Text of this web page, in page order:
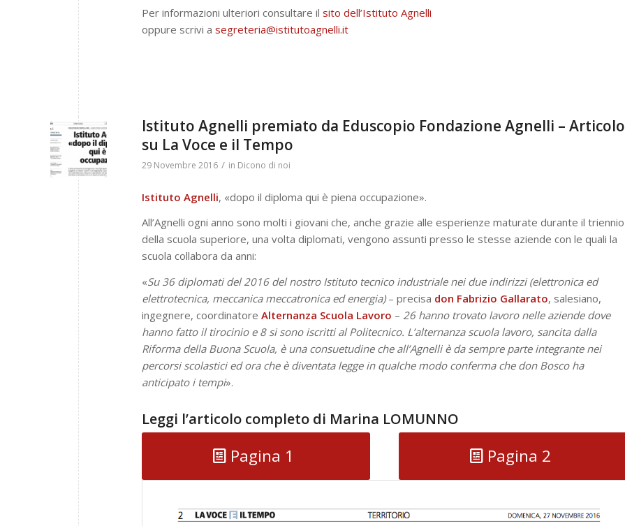
Per informazioni ulteriori consultare il sito dell’Istituto Agnelli
oppure scrivi a segreteria@istitutoagnelli.it
Istituto Agnelli premiato da Eduscopio Fondazione Agnelli – Articolo
su La Voce e il Tempo
29 Novembre 2016 / in Dicono di noi
Istituto Agnelli, «dopo il diploma qui è piena occupazione».
All’Agnelli ogni anno sono molti i giovani che, anche grazie alle esperienze maturate durante il triennio
della scuola superiore, una volta diplomati, vengono assunti presso le stesse aziende con le quali la
scuola collabora da anni:
«Su 36 diplomati del 2016 del nostro Istituto tecnico industriale nei due indirizzi (elettronica ed
elettrotecnica, meccanica meccatronica ed energia)– precisa don Fabrizio Gallarato, salesiano,
ingegnere, coordinatore Alternanza Scuola Lavoro – 26 hanno trovato lavoro nelle aziende dove
hanno fatto il tirocinio e 8 si sono iscritti al Politecnico. L’alternanza scuola lavoro, sancita dalla
Riforma della Buona Scuola, è una consuetudine che all’Agnelli è da sempre parte integrante nei
percorsi scolastici ed ora che è diventata legge in qualche modo conferma che don Bosco ha
anticipato i tempi».
Leggi l’articolo completo di Marina LOMUNNO
Pagina 1 Pagina 2